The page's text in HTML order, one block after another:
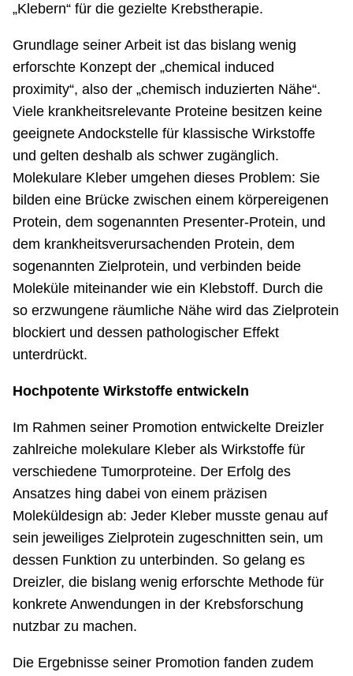
„Klebern“ für die gezielte Krebstherapie.
Grundlage seiner Arbeit ist das bislang wenig
erforschte Konzept der „chemical induced
proximity“, also der „chemisch induzierten Nähe“.
Viele krankheitsrelevante Proteine besitzen keine
geeignete Andockstelle für klassische Wirkstoffe
und gelten deshalb als schwer zugänglich.
Molekulare Kleber umgehen dieses Problem: Sie
bilden eine Brücke zwischen einem körpereigenen
Protein, dem sogenannten Presenter-Protein, und
dem krankheitsverursachenden Protein, dem
sogenannten Zielprotein, und verbinden beide
Moleküle miteinander wie ein Klebstoff. Durch die
so erzwungene räumliche Nähe wird das Zielprotein
blockiert und dessen pathologischer Effekt
unterdrückt.
Hochpotente Wirkstoffe entwickeln
Im Rahmen seiner Promotion entwickelte Dreizler
zahlreiche molekulare Kleber als Wirkstoffe für
verschiedene Tumorproteine. Der Erfolg des
Ansatzes hing dabei von einem präzisen
Moleküldesign ab: Jeder Kleber musste genau auf
sein jeweiliges Zielprotein zugeschnitten sein, um
dessen Funktion zu unterbinden. So gelang es
Dreizler, die bislang wenig erforschte Methode für
konkrete Anwendungen in der Krebsforschung
nutzbar zu machen.
Die Ergebnisse seiner Promotion fanden zudem